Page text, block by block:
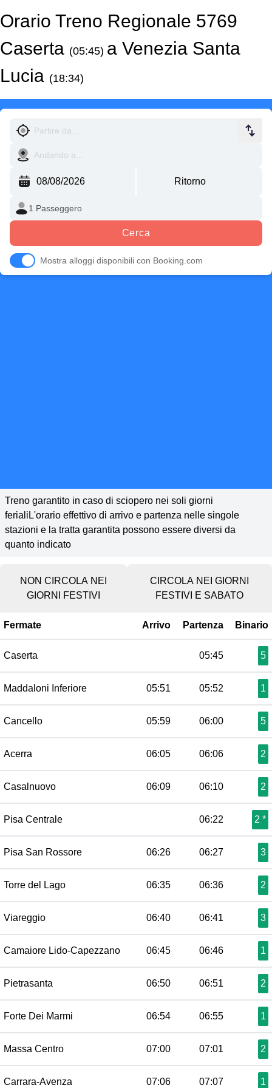
Orario Treno Regionale 5769
Caserta (05:45) a Venezia Santa
Lucia (18:34)
Cerca
Mostra alloggi disponibili con Booking.com
Treno garantito in caso di sciopero nei soli giorni
ferialiL'orario effettivo di arrivo e partenza nelle singole
stazioni e la tratta garantita possono essere diversi da
quanto indicato
NON CIRCOLA NEI
GIORNI FESTIVI
CIRCOLA NEI GIORNI
FESTIVI E SABATO
Fermate Arrivo Partenza Binario
Caserta 05:45 5
Maddaloni Inferiore 05:51 05:52 1
Cancello 05:59 06:00 5
Acerra 06:05 06:06 2
Casalnuovo 06:09 06:10 2
Pisa Centrale 06:22 2 *
Pisa San Rossore 06:26 06:27 3
Torre del Lago 06:35 06:36 2
Viareggio 06:40 06:41 3
Camaiore Lido-Capezzano 06:45 06:46 1
Pietrasanta 06:50 06:51 2
Forte Dei Marmi 06:54 06:55 1
Massa Centro 07:00 07:01 2
Carrara-Avenza 07:06 07:07 1